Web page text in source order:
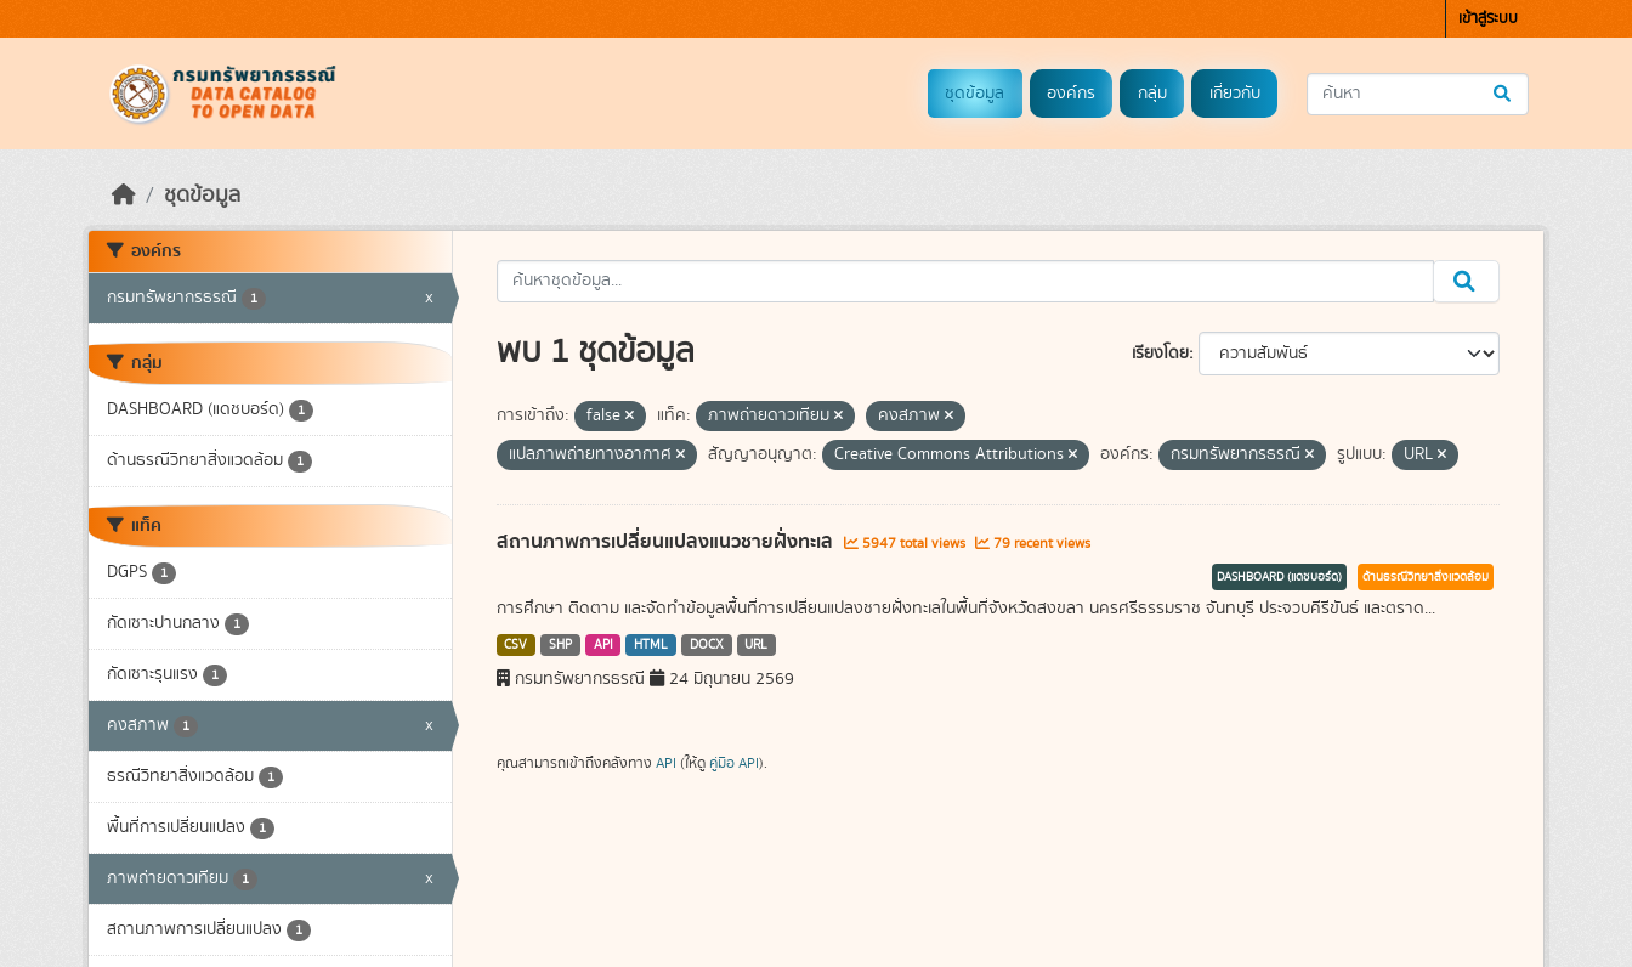
เข้าสู่ระบบ
ชุดข้อมูล องค์กร กลุ่ม เกี่ยวกับ
ชุดข้อมูล
องค์กร
กรมทรัพยากรธรณี 1 x
กลุ่ม
DASHBOARD (แดชบอร์ด) 1
ด้านธรณีวิทยาสิ่งแวดล้อม 1
แท็ค
DGPS 1
กัดเซาะปานกลาง 1
กัดเซาะรุนแรง 1
คงสภาพ 1 x
ธรณีวิทยาสิ่งแวดล้อม 1
พื้นที่การเปลี่ยนแปลง 1
ภาพถ่ายดาวเทียม 1 x
สถานภาพการเปลี่ยนแปลง 1
เรียงโดย
พบ 1 ชุดข้อมูล
การเข้าถึง: false แท็ค: ภาพถ่ายดาวเทียม
คงสภาพ
แปลภาพถ่ายทางอากาศ
สัญญาอนุญาต: Creative Commons Attributions องค์กร: กรมทรัพยากรธรณี รูปแบบ: URL
สถานภาพการเปลี่ยนแปลงแนวชายฝั่งทะเล 5947 total views 79 recent views
DASHBOARD (แดชบอร์ด) ด้านธรณีวิทยาสิ่งแวดล้อม
การศึกษา ติดตาม และจัดทำข้อมูลพื้นที่การเปลี่ยนแปลงชายฝั่งทะเลในพื้นที่จังหวัดสงขลา นครศรีธรรมราช จันทบุรี ประจวบคีรีขันธ์ และตราด...
CSV SHP API HTML DOCX URL
กรมทรัพยากรธรณี 24 มิถุนายน 2569
คุณสามารถเข้าถึงคลังทาง API (ให้ดู คู่มือ API).